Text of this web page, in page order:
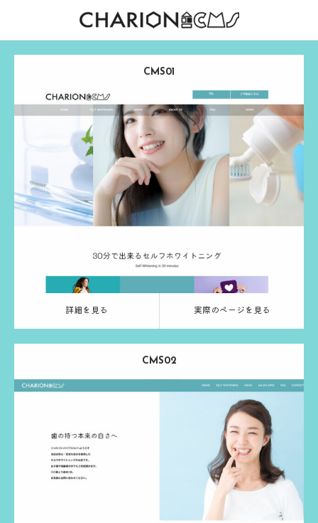
CMS01
Release： 2024.03.13
Category：ホワイトニング ブルー
実際のページを見る
詳細を見る 実際のページを見る
CMS02
Category： ブルー